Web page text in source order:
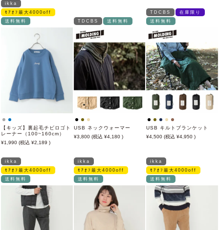
ikka
ﾓｱｵﾌ最大4000off
送料無料
【キッズ】裏起毛チビロゴト
レーナー（100~160cm）
1,990
2,189
TDCBS 送料無料
USB ネックウォーマー
3,800
4,180
TDCBS
在庫限り
送料無料
USB キルトブランケット
4,500
4,950
ikka
ﾓｱｵﾌ最大4000off
送料無料
ikka
ﾓｱｵﾌ最大4000off
送料無料
ikka
ﾓｱｵﾌ最大4000off
送料無料